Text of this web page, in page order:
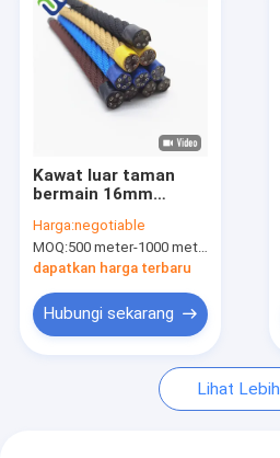
Produk
Video
Tentang kita
Hubungi Kami
Berita
Kawat luar taman
bermain 16mm
kombinasi tali 6 helai
Harga:negotiable
MOQ:500 meter-1000 meter
dapatkan harga terbaru
Hubungi sekarang
Lihat Lebih